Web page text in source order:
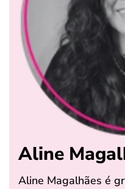
Aline
Aline Magalhães é